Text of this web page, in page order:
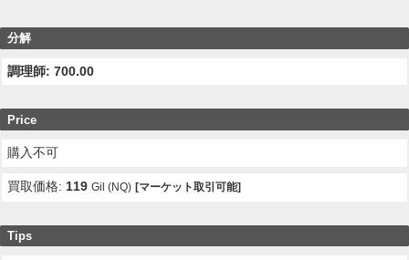
分解
調理師: 700.00
Price
購入不可
買取価格: 119 Gil (NQ) [マーケット取引可能]
Tips